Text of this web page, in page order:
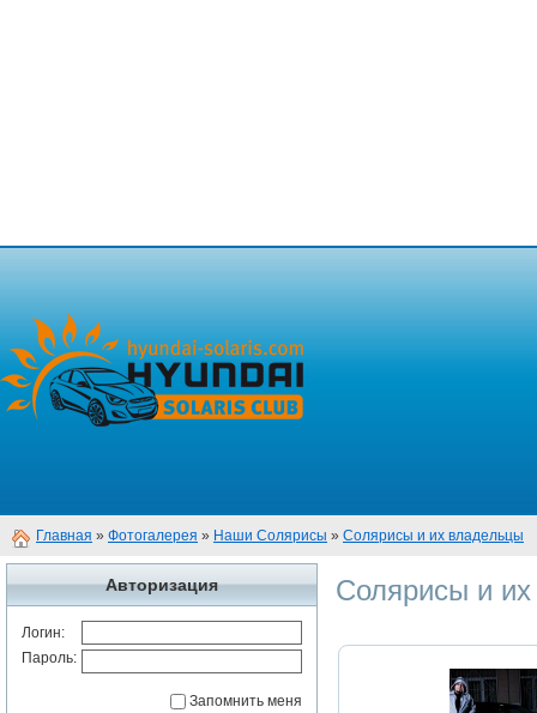
Главная » Фотогалерея » Наши Солярисы » Солярисы и их владельцы
Авторизация
Логин:
Пароль:
Запомнить меня
Солярисы и